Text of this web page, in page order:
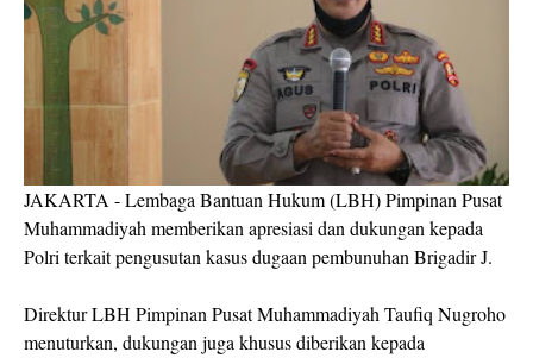
JAKARTA - Lembaga Bantuan Hukum (LBH) Pimpinan Pusat
Muhammadiyah memberikan apresiasi dan dukungan kepada
Polri terkait pengusutan kasus dugaan pembunuhan Brigadir J.
Direktur LBH Pimpinan Pusat Muhammadiyah Taufiq Nugroho
menuturkan, dukungan juga khusus diberikan kepada